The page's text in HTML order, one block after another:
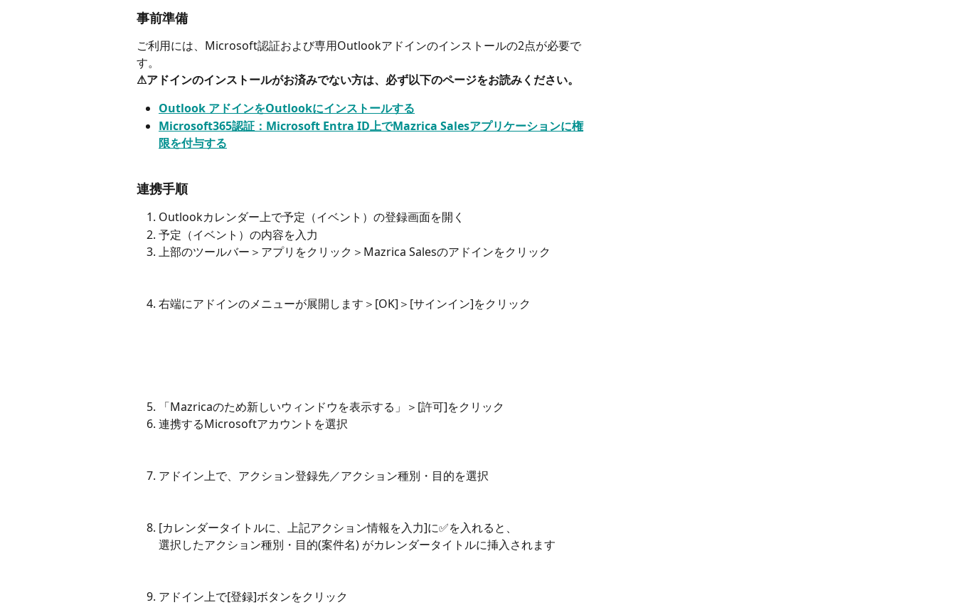
事前準備
ご利用には、Microsoft認証および専用Outlookアドインのインストールの2点が必要で
す。
⚠アドインのインストールがお済みでない方は、必ず以下のページをお読みください。
Outlook アドインをOutlookにインストールする
Microsoft365認証：Microsoft Entra ID上でMazrica Salesアプリケーションに権
限を付与する
連携手順
Outlookカレンダー上で予定（イベント）の登録画面を開く
予定（イベント）の内容を入力
上部のツールバー＞アプリをクリック＞Mazrica Salesのアドインをクリック
右端にアドインのメニューが展開します＞[OK]＞[サインイン]をクリック
「Mazricaのため新しいウィンドウを表示する」＞[許可]をクリック
連携するMicrosoftアカウントを選択
アドイン上で、アクション登録先／アクション種別・目的を選択
[カレンダータイトルに、上記アクション情報を入力]に✅を入れると、
選択したアクション種別・目的(案件名) がカレンダータイトルに挿入されます
アドイン上で[登録]ボタンをクリック